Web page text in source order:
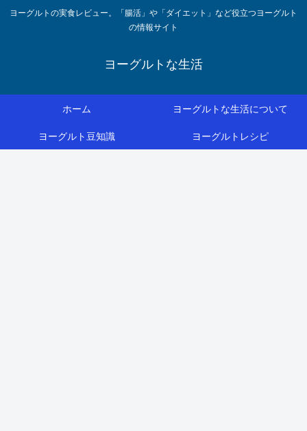
ヨーグルトの実食レビュー。「腸活」や「ダイエット」など役立つヨーグルト
の情報サイト
ヨーグルトな生活
ホーム
ヨーグルトな生活について
ヨーグルト豆知識
ヨーグルトレシピ